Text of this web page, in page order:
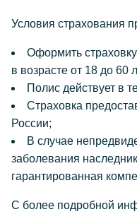
Условия страхования
Оформить
в возрасте от 18 до 60
Полис действует в
Страховка
России;
В случае
заболевания
гарантированная
С более подробной